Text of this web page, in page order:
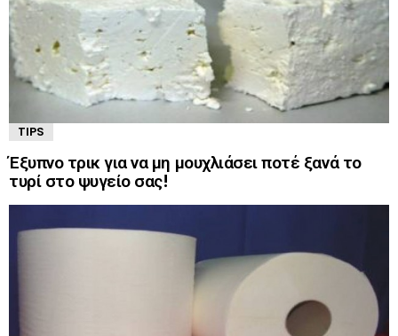
TIPS
Έξυπνο τρικ για να μη μουχλιάσει ποτέ ξανά το
τυρί στο ψυγείο σας!